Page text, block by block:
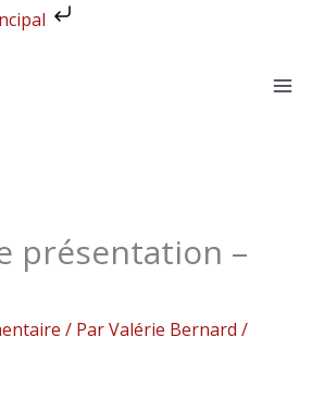
présentation –
/ ParValérie Bernard /